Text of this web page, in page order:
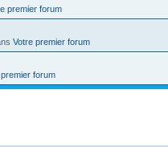
premier forum
Votre premier forum
forum